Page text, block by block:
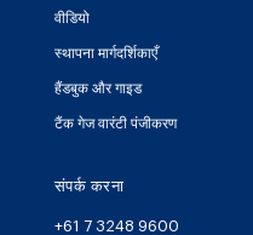
वीडियो
स्थापना मार्गदर्शिकाएँ
हैंडबुक और गाइड
टैंक गेज वारंटी पंजीकरण
संपर्क करना
+61 7 3248 9600